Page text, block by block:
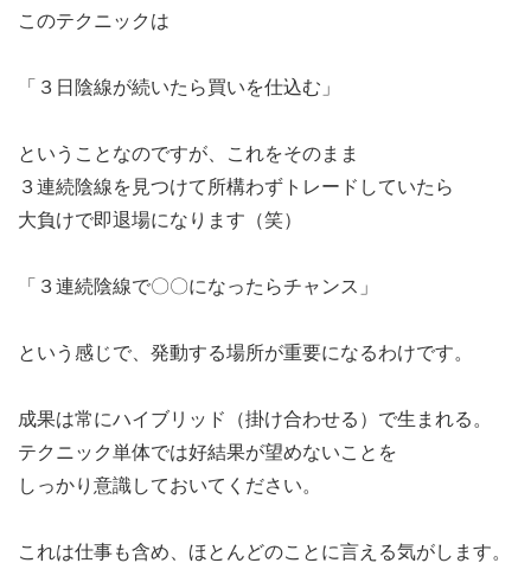
このテクニックは
「３日陰線が続いたら買いを仕込む」
ということなのですが、これをそのまま
３連続陰線を見つけて所構わずトレードしていたら
大負けで即退場になります（笑）
「３連続陰線で〇〇になったらチャンス」
という感じで、発動する場所が重要になるわけです。
成果は常にハイブリッド（掛け合わせる）で生まれる。
テクニック単体では好結果が望めないことを
しっかり意識しておいてください。
これは仕事も含め、ほとんどのことに言える気がします。